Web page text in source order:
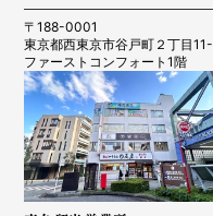
〒188-0001
東京都西東京市谷戸町２丁目
ファーストコンフォート1階